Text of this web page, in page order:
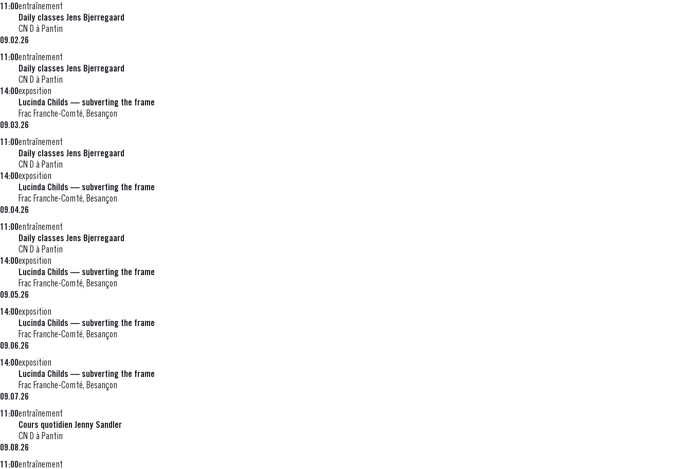
11:00entraînement
Daily classes Jens Bjerregaard
CN D à Pantin
09.02.26
11:00entraînement
Daily classes Jens Bjerregaard
CN D à Pantin
14:00exposition
Lucinda Childs — subverting the frame
Frac Franche-Comté, Besançon
09.03.26
11:00entraînement
Daily classes Jens Bjerregaard
CN D à Pantin
14:00exposition
Lucinda Childs — subverting the frame
Frac Franche-Comté, Besançon
09.04.26
11:00entraînement
Daily classes Jens Bjerregaard
CN D à Pantin
14:00exposition
Lucinda Childs — subverting the frame
Frac Franche-Comté, Besançon
09.05.26
14:00exposition
Lucinda Childs — subverting the frame
Frac Franche-Comté, Besançon
09.06.26
14:00exposition
Lucinda Childs — subverting the frame
Frac Franche-Comté, Besançon
09.07.26
11:00entraînement
Cours quotidien Jenny Sandler
CN D à Pantin
09.08.26
11:00entraînement